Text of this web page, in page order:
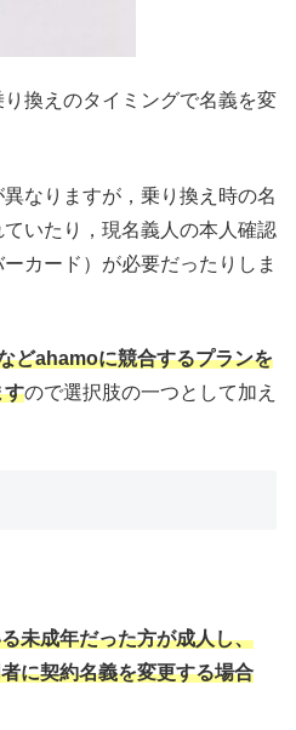
換えのタイミングで名義を変
なりますが，乗り換え時の名
いたり，現名義人の本人確認
カード）が必要だったりしま
どahamoに競合するプランを
すので選択肢の一つとして加え
未成年だった方が成人し、
に契約名義を変更する場合